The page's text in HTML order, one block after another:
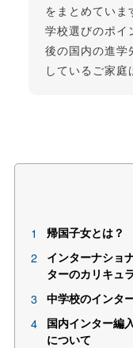
をまとめていま
学校選びのポイ
後の国内の進学
しているご家庭
帰国子女とは？
インターナショ
ターのカリキュ
中学校のインタ
国内インター編
について